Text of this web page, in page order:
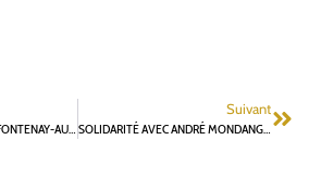
VAGUE DE DÉPARTS À FONTENAY-AUX-ROSES
Suivant
SOLIDARITÉ AVEC ANDRÉ MONDANGE, LE MAIRE DE PÉAGE-DE-ROUSSILLON